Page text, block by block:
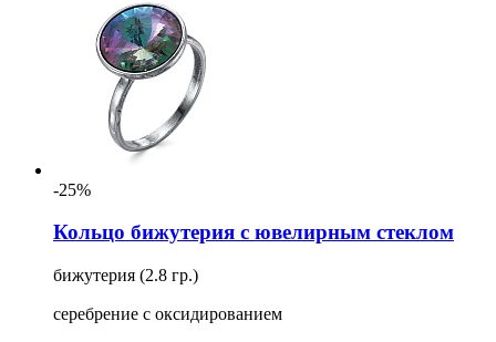
-25%
Кольцо бижутерия с ювелирным стеклом
бижутерия (2.8 гр.)
серебрение с оксидированием